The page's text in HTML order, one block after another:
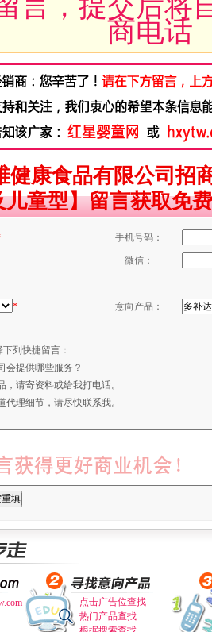
言，提交后将
商电话
健康食品有限公司招
童型】留言获取免
手机号码：
微信：
* 意向产品：
列快捷留言：
会提供哪些服务？
，请寄资料或给我打电话。
代理细节，请尽快联系我。
点击广告位查找
热门产品查找